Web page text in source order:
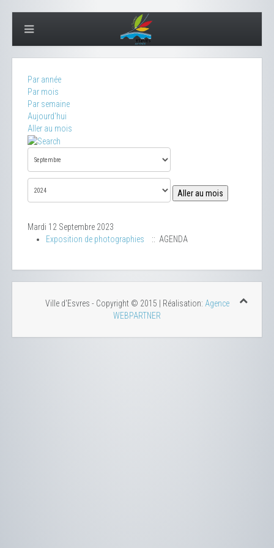
Par année
Par mois
Par semaine
Aujourd'hui
Aller au mois
Aller au mois
Mardi 12 Septembre 2023
Exposition de photographies
:: AGENDA
Ville d'Esvres - Copyright © 2015 | Réalisation: Agence
WEBPARTNER